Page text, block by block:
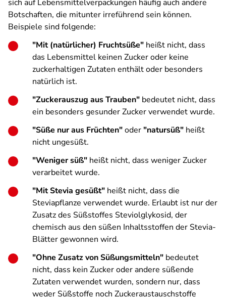
sich auf Lebensmittelverpackungen häufig auch andere
Botschaften, die mitunter irreführend sein können.
Beispiele sind folgende:
"Mit (natürlicher) Fruchtsüße" heißt nicht, dass
das Lebensmittel keinen Zucker oder keine
zuckerhaltigen Zutaten enthält oder besonders
natürlich ist.
"Zuckerauszug aus Trauben" bedeutet nicht, dass
ein besonders gesunder Zucker verwendet wurde.
"Süße nur aus Früchten"oder"natursüß" heißt
nicht ungesüßt.
"Weniger süß" heißt nicht, dass weniger Zucker
verarbeitet wurde.
"Mit Stevia gesüßt" heißt nicht, dass die
Steviapflanze verwendet wurde. Erlaubt ist nur der
Zusatz des Süßstoffes Steviolglykosid, der
chemisch aus den süßen Inhaltsstoffen der Stevia-
Blätter gewonnen wird.
"Ohne Zusatz von Süßungsmitteln" bedeutet
nicht, dass kein Zucker oder andere süßende
Zutaten verwendet wurden, sondern nur, dass
weder Süßstoffe noch Zuckeraustauschstoffe